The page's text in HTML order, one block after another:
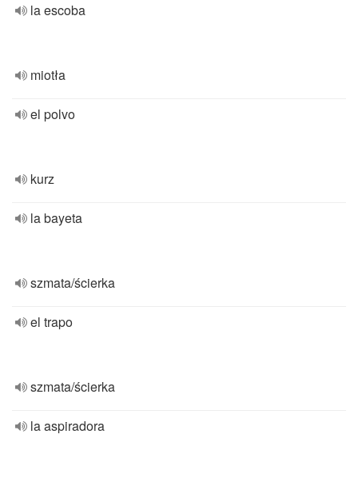
la escoba
miotła
el polvo
kurz
la bayeta
szmata/ścierka
el trapo
szmata/ścierka
la aspiradora